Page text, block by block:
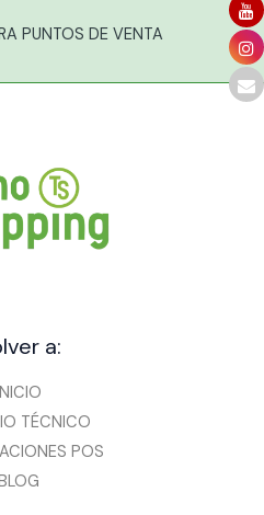
PUNTOS DE VENTA
a:
TÉCNICO
POS